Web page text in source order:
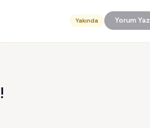
Yakında Yorum Yaz